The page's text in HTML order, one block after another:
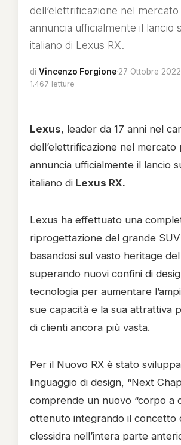
dell’elettrificazione nel
annuncia ufficialmente il lancio
italiano di Lexus RX.
di Vincenzo Forgione·27 Ottobre
1.467 letture
Lexus, leader da 17 anni nel
dell’elettrificazione nel mercato
annuncia ufficialmente il lancio
italiano di Lexus RX.
Lexus ha effettuato una
riprogettazione del grande SUV
basandosi sul vasto heritage
superando nuovi confini di
tecnologia per aumentare
sue capacità e la sua attrattiva
di clienti ancora più vasta.
Per il Nuovo RX è stato
linguaggio di design, “Next
comprende un nuovo “corpo a
ottenuto integrando il concetto
clessidra nell’intera parte